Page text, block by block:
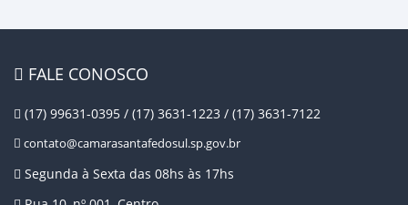
FALE CONOSCO
(17) 99631-0395 / (17) 3631-1223 / (17) 3631-7122
contato@camarasantafedosul.sp.gov.br
Segunda à Sexta das 08hs às 17hs